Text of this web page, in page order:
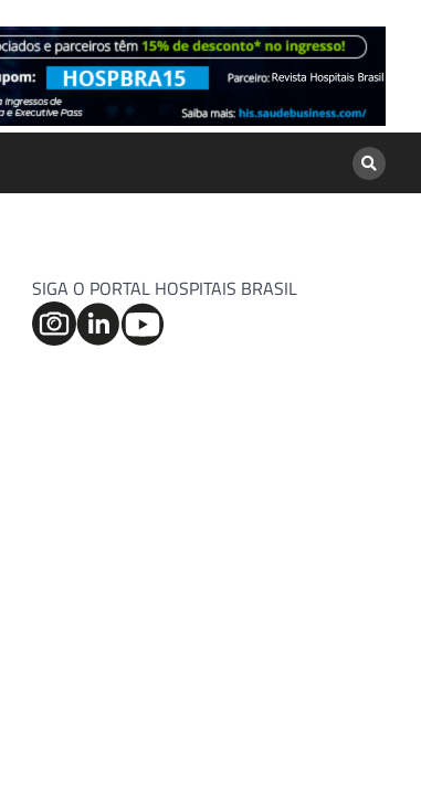
SIGA O PORTAL HOSPITAIS BRASIL